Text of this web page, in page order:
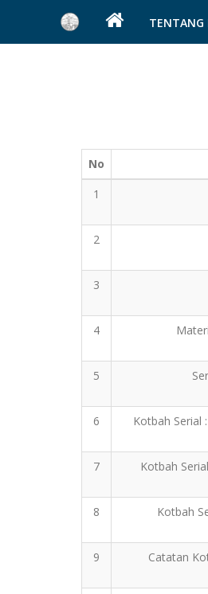
TENTANG
No
1
2
3
4
5
6
Kotbah Serial
7
Kotbah
8
Kotbah
9
Catatan